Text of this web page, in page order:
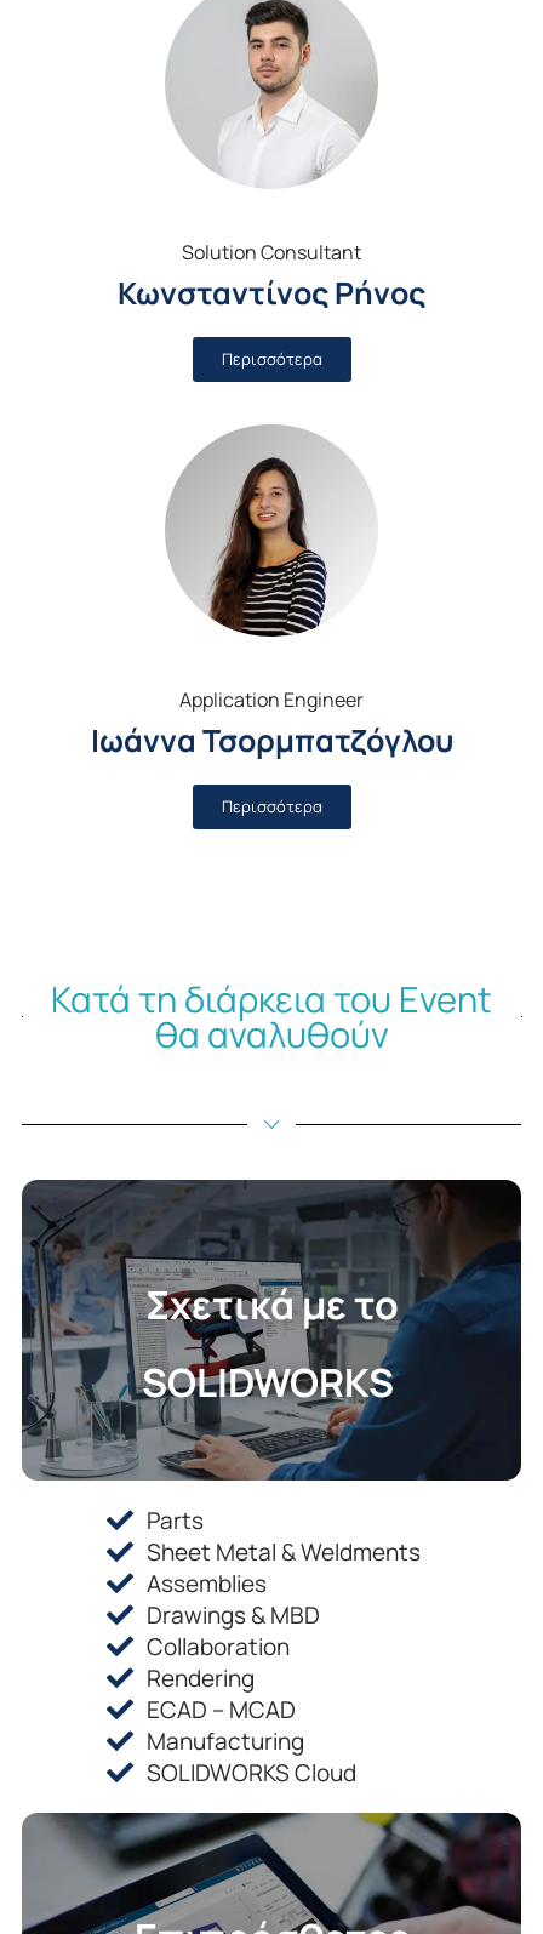
Solution Consultant
Κωνσταντίνος Ρήνος
Περισσότερα
Application Engineer
Ιωάννα Τσορμπατζόγλου
Περισσότερα
Κατά τη διάρκεια του Event
θα αναλυθούν
Σχετικά με το
SOLIDWORKS
Parts
Sheet Metal & Weldments
Assemblies
Drawings & MBD
Collaboration
Rendering
ECAD – MCAD
Manufacturing
SOLIDWORKS Cloud